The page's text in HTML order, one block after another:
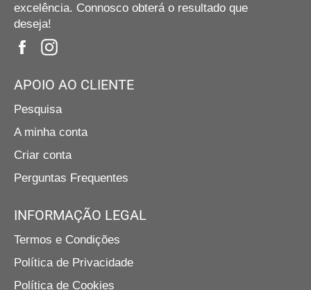
excelência. Connosco obterá o resultado que
deseja!
Facebook
APOIO AO CLIENTE
Pesquisa
A minha conta
Criar conta
Perguntas Frequentes
INFORMAÇÃO LEGAL
Termos e Condições
Política de Privacidade
Política de Cookies